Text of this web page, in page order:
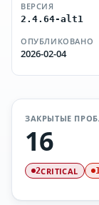
ВЕРСИЯ
2.4.64-alt1
ОПУБЛИКОВАНО
2026-02-04
ЗАКРЫТЫЕ
16
2CRITICAL